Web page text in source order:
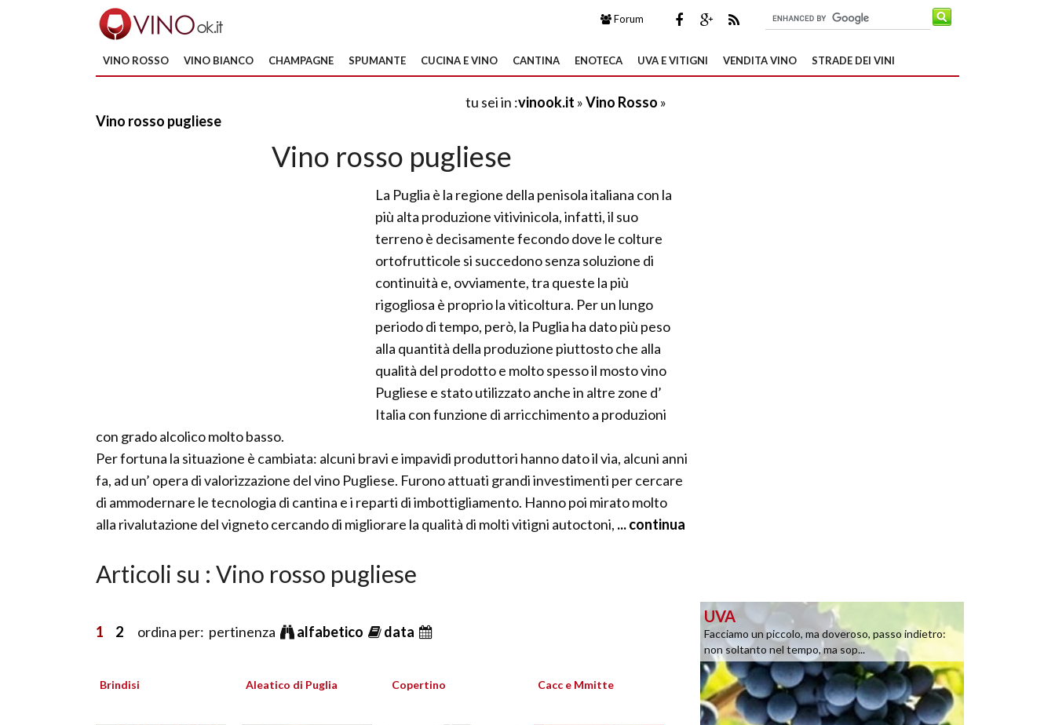
Forum
VINO ROSSO VINO BIANCO CHAMPAGNE SPUMANTE CUCINA E VINO CANTINA ENOTECA UVA E VITIGNI VENDITA VINO STRADE DEI VINI
tu sei in :vinook.it »Vino Rosso »
Vino rosso pugliese
Vino rosso pugliese
La Puglia è la regione della penisola italiana con la
più alta produzione vitivinicola, infatti, il suo
terreno è decisamente fecondo dove le colture
ortofrutticole si succedono senza soluzione di
continuità e, ovviamente, tra queste la più
rigogliosa è proprio la viticoltura. Per un lungo
periodo di tempo, però, la Puglia ha dato più peso
alla quantità della produzione piuttosto che alla
qualità del prodotto e molto spesso il mosto vino
Pugliese e stato utilizzato anche in altre zone d’
Italia con funzione di arricchimento a produzioni
con grado alcolico molto basso.
Per fortuna la situazione è cambiata: alcuni bravi e impavidi produttori hanno dato il via, alcuni anni
fa, ad un’ opera di valorizzazione del vino Pugliese. Furono attuati grandi investimenti per cercare
di ammodernare le tecnologia di cantina e i reparti di imbottigliamento. Hanno poi mirato molto
alla rivalutazione del vigneto cercando di migliorare la qualità di molti vitigni autoctoni, ... continua
Articoli su : Vino rosso pugliese
1 2 ordina per: pertinenza alfabetico data
Brindisi Aleatico di Puglia Copertino Cacc e Mmitte
UVA
Facciamo un piccolo, ma doveroso, passo indietro:
non soltanto nel tempo, ma sop...